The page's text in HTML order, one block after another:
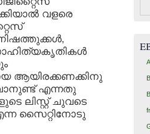
വളരെ
ആയിരക്കണക്കിനു
എന്നതു
ലിസ്റ്റ് ചുവടെ
സൈറ്റിനോടു